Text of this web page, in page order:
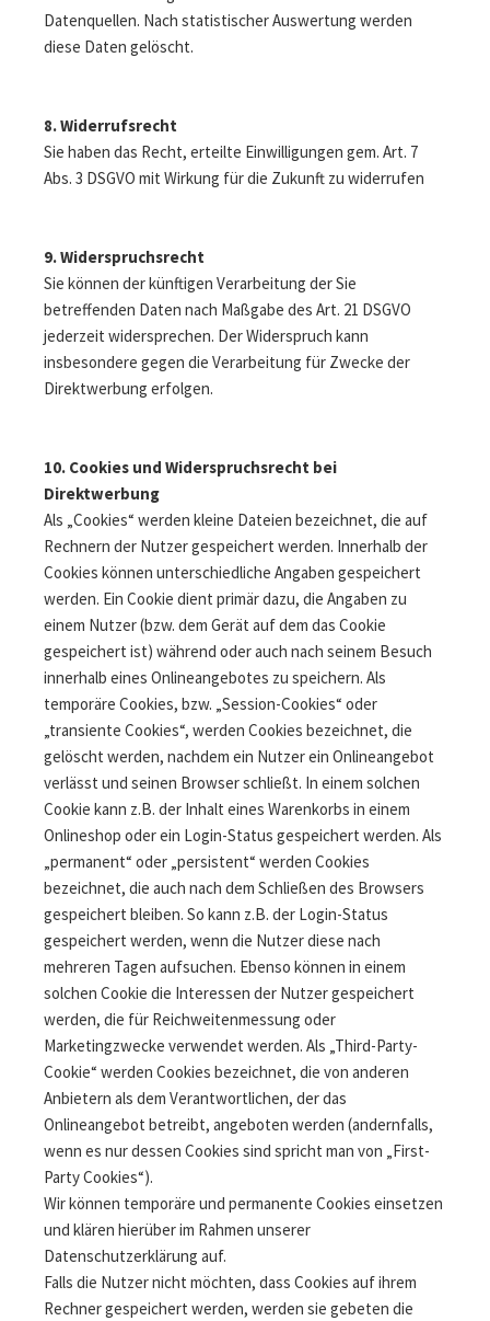
Datenquellen. Nach statistischer Auswertung werden
diese Daten gelöscht.
8. Widerrufsrecht
Sie haben das Recht, erteilte Einwilligungen gem. Art. 7
Abs. 3 DSGVO mit Wirkung für die Zukunft zu widerrufen
9. Widerspruchsrecht
Sie können der künftigen Verarbeitung der Sie
betreffenden Daten nach Maßgabe des Art. 21 DSGVO
jederzeit widersprechen. Der Widerspruch kann
insbesondere gegen die Verarbeitung für Zwecke der
Direktwerbung erfolgen.
10. Cookies und Widerspruchsrecht bei
Direktwerbung
Als „Cookies“ werden kleine Dateien bezeichnet, die auf
Rechnern der Nutzer gespeichert werden. Innerhalb der
Cookies können unterschiedliche Angaben gespeichert
werden. Ein Cookie dient primär dazu, die Angaben zu
einem Nutzer (bzw. dem Gerät auf dem das Cookie
gespeichert ist) während oder auch nach seinem Besuch
innerhalb eines Onlineangebotes zu speichern. Als
temporäre Cookies, bzw. „Session-Cookies“ oder
„transiente Cookies“, werden Cookies bezeichnet, die
gelöscht werden, nachdem ein Nutzer ein Onlineangebot
verlässt und seinen Browser schließt. In einem solchen
Cookie kann z.B. der Inhalt eines Warenkorbs in einem
Onlineshop oder ein Login-Status gespeichert werden. Als
„permanent“ oder „persistent“ werden Cookies
bezeichnet, die auch nach dem Schließen des Browsers
gespeichert bleiben. So kann z.B. der Login-Status
gespeichert werden, wenn die Nutzer diese nach
mehreren Tagen aufsuchen. Ebenso können in einem
solchen Cookie die Interessen der Nutzer gespeichert
werden, die für Reichweitenmessung oder
Marketingzwecke verwendet werden. Als „Third-Party-
Cookie“ werden Cookies bezeichnet, die von anderen
Anbietern als dem Verantwortlichen, der das
Onlineangebot betreibt, angeboten werden (andernfalls,
wenn es nur dessen Cookies sind spricht man von „First-
Party Cookies“).
Wir können temporäre und permanente Cookies einsetzen
und klären hierüber im Rahmen unserer
Datenschutzerklärung auf.
Falls die Nutzer nicht möchten, dass Cookies auf ihrem
Rechner gespeichert werden, werden sie gebeten die